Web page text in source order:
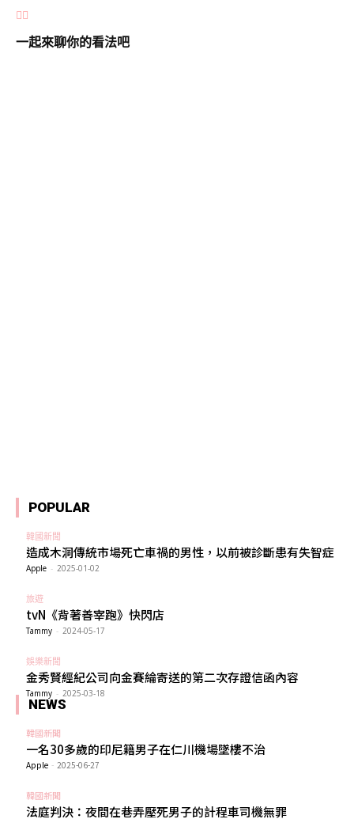
一起來聊你的看法吧
POPULAR
韓國新聞
造成木洞傳統市場死亡車禍的男性，以前被診斷患有失智症
Apple - 2025-01-02
旅遊
tvN《背著善宰跑》快閃店
Tammy - 2024-05-17
娛樂新聞
金秀賢經紀公司向金賽綸寄送的第二次存證信函內容
Tammy - 2025-03-18
NEWS
韓國新聞
一名30多歲的印尼籍男子在仁川機場墜樓不治
Apple - 2025-06-27
韓國新聞
法庭判決：夜間在巷弄壓死男子的計程車司機無罪